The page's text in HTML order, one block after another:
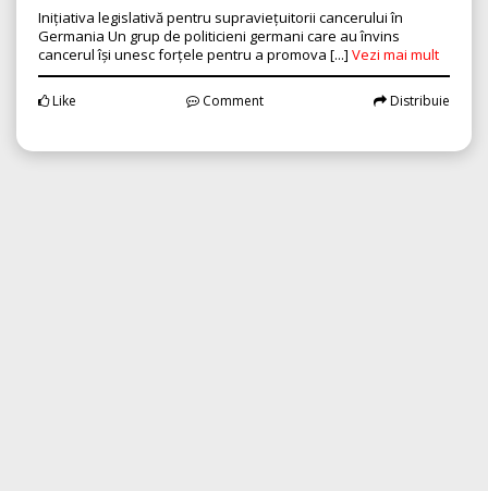
Inițiativa legislativă pentru supraviețuitorii cancerului în
Germania Un grup de politicieni germani care au învins
cancerul își unesc forțele pentru a promova [...] Vezi mai mult
Like Comment Distribuie